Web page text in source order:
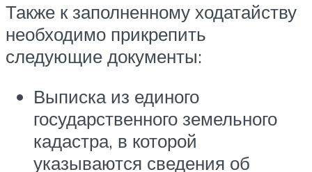
Также к заполненному ходатайству
необходимо прикрепить
следующие документы:
Выписка из единого
государственного земельного
кадастра, в которой
указываются сведения об